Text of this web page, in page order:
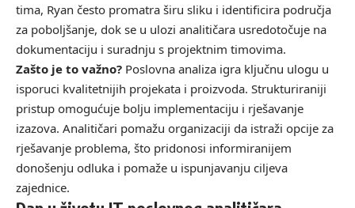
tima, Ryan često promatra širu sliku i identificira područja
za poboljšanje, dok se u ulozi analitičara usredotočuje na
dokumentaciju i suradnju s projektnim timovima.
Zašto je to važno? Poslovna analiza igra ključnu ulogu u
isporuci kvalitetnijih projekata i proizvoda. Strukturiraniji
pristup omogućuje bolju implementaciju i rješavanje
izazova. Analitičari pomažu organizaciji da istraži opcije za
rješavanje problema, što pridonosi informiranijem
donošenju odluka i pomaže u ispunjavanju ciljeva
zajednice.